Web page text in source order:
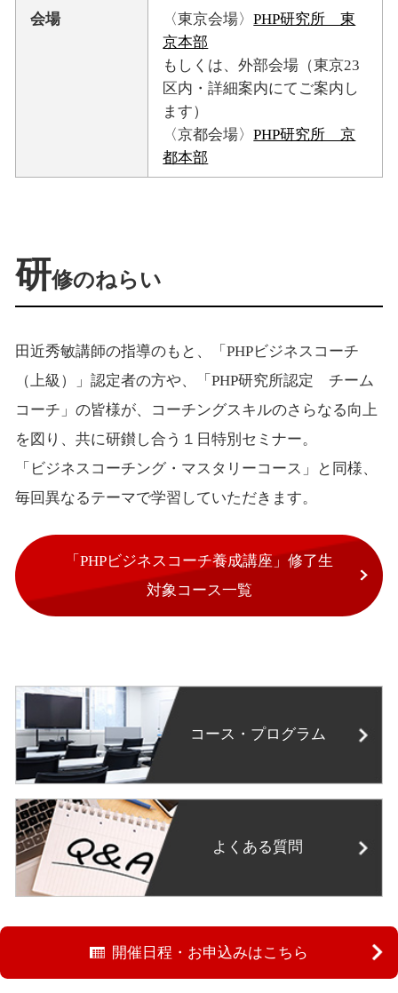
会場 〈東京会場〉PHP研究所 東
京本部
もしくは、外部会場（東京23
区内・詳細案内にてご案内し
ます）
〈京都会場〉PHP研究所 京
都本部
研修のねらい
田近秀敏講師の指導のもと、「PHPビジネスコーチ
（上級）」認定者の方や、「PHP研究所認定 チーム
コーチ」の皆様が、コーチングスキルのさらなる向上
を図り、共に研鑚し合う１日特別セミナー。
「ビジネスコーチング・マスタリーコース」と同様、
毎回異なるテーマで学習していただきます。
「PHPビジネスコーチ養成講座」修了生
対象コース一覧
コース・プログラム
よくある質問
開催日程・お申込みはこちら